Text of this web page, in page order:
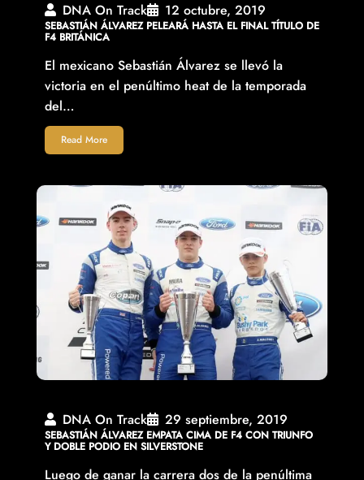
DNA On Track 12 octubre, 2019
SEBASTIÁN ÁLVAREZ PELEARÁ HASTA EL FINAL TÍTULO DE
F4 BRITÁNICA
El mexicano Sebastián Álvarez se llevó la
victoria en el penúltimo heat de la temporada
del…
Read More
DNA On Track 29 septiembre, 2019
SEBASTIÁN ÁLVAREZ EMPATA CIMA DE F4 CON TRIUNFO
Y DOBLE PODIO EN SILVERSTONE
Luego de ganar la carrera dos de la penúltima